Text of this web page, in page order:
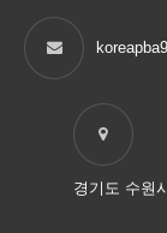
경기도 수원